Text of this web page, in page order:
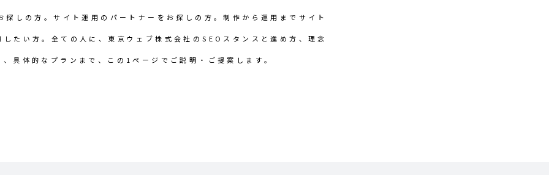
探しの方。サイト運用のパートナーをお探しの方。制作から運用までサイト
したい方。全ての人に、東京ウェブ株式会社のSEOスタンスと進め方、理念
、具体的なプランまで、この1ページでご説明・ご提案します。